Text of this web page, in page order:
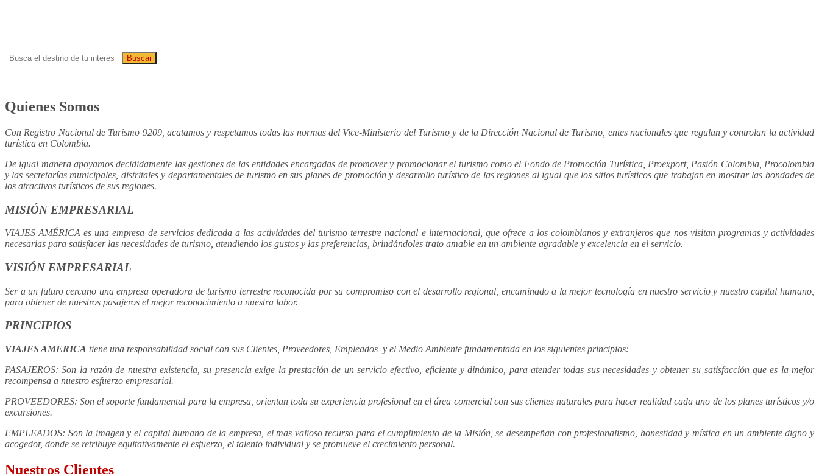
Buscar
Quienes Somos
Con Registro Nacional de Turismo 9209, acatamos y respetamos todas las normas del Vice-Ministerio del Turismo y de la Dirección Nacional de Turismo, entes nacionales que regulan y controlan la actividad
turística en Colombia.
De igual manera apoyamos decididamente las gestiones de las entidades encargadas de promover y promocionar el turismo como el Fondo de Promoción Turística, Proexport, Pasión Colombia, Procolombia
y las secretarías municipales, distritales y departamentales de turismo en sus planes de promoción y desarrollo turístico de las regiones al igual que los sitios turísticos que trabajan en mostrar las bondades de
los atractivos turísticos de sus regiones.
MISIÓN EMPRESARIAL
VIAJES AMÉRICA es una empresa de servicios dedicada a las actividades del turismo terrestre nacional e internacional, que ofrece a los colombianos y extranjeros que nos visitan programas y actividades
necesarias para satisfacer las necesidades de turismo, atendiendo los gustos y las preferencias, brindándoles trato amable en un ambiente agradable y excelencia en el servicio.
VISIÓN EMPRESARIAL
Ser a un futuro cercano una empresa operadora de turismo terrestre reconocida por su compromiso con el desarrollo regional, encaminado a la mejor tecnología en nuestro servicio y nuestro capital humano,
para obtener de nuestros pasajeros el mejor reconocimiento a nuestra labor.
PRINCIPIOS
VIAJES AMERICA tiene una responsabilidad social con sus Clientes, Proveedores, Empleados y el Medio Ambiente fundamentada en los siguientes principios:
PASAJEROS: Son la razón de nuestra existencia, su presencia exige la prestación de un servicio efectivo, eficiente y dinámico, para atender todas sus necesidades y obtener su satisfacción que es la mejor
recompensa a nuestro esfuerzo empresarial.
PROVEEDORES: Son el soporte fundamental para la empresa, orientan toda su experiencia profesional en el área comercial con sus clientes naturales para hacer realidad cada uno de los planes turísticos y/o
excursiones.
EMPLEADOS: Son la imagen y el capital humano de la empresa, el mas valioso recurso para el cumplimiento de la Misión, se desempeñan con profesionalismo, honestidad y mística en un ambiente digno y
acogedor, donde se retribuye equitativamente el esfuerzo, el talento individual y se promueve el crecimiento personal.
Nuestros Clientes